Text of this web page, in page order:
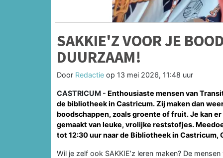
SAKKIE'Z VOOR JE
DUURZAAM!
Door Redactie op 13 mei 2026, 11:48 uur
CASTRICUM - Enthousiaste mensen van
de bibliotheek in Castricum. Zij maken dan
boodschappen, zoals groente of fruit. Je kan
gemaakt van leuke, vrolijke reststofjes.
tot 12:30 uur naar de Bibliotheek in Castricum,
Wil je zelf ook SAKKIE’z leren maken? De